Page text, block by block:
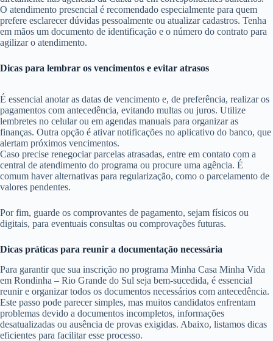
O atendimento presencial é recomendado especialmente para quem
prefere esclarecer dúvidas pessoalmente ou atualizar cadastros. Tenha
em mãos um documento de identificação e o número do contrato para
agilizar o atendimento.
Dicas para lembrar os vencimentos e evitar atrasos
É essencial anotar as datas de vencimento e, de preferência, realizar os
pagamentos com antecedência, evitando multas ou juros. Utilize
lembretes no celular ou em agendas manuais para organizar as
finanças. Outra opção é ativar notificações no aplicativo do banco, que
alertam próximos vencimentos.
Caso precise renegociar parcelas atrasadas, entre em contato com a
central de atendimento do programa ou procure uma agência. É
comum haver alternativas para regularização, como o parcelamento de
valores pendentes.
Por fim, guarde os comprovantes de pagamento, sejam físicos ou
digitais, para eventuais consultas ou comprovações futuras.
Dicas práticas para reunir a documentação necessária
Para garantir que sua inscrição no programa Minha Casa Minha Vida
em Rondinha – Rio Grande do Sul seja bem-sucedida, é essencial
reunir e organizar todos os documentos necessários com antecedência.
Este passo pode parecer simples, mas muitos candidatos enfrentam
problemas devido a documentos incompletos, informações
desatualizadas ou ausência de provas exigidas. Abaixo, listamos dicas
eficientes para facilitar esse processo.